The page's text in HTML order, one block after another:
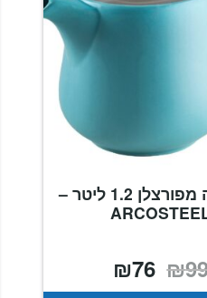
קנקן תה מפורצלן 1.2 ליטר –
₪ המחיר
המקורי
היה:
₪76
הוא: